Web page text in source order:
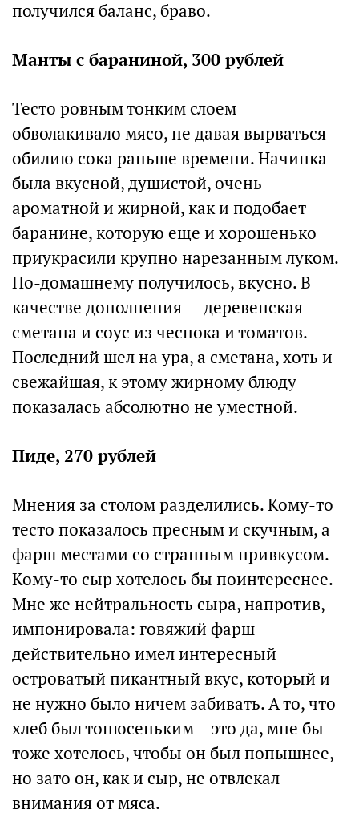
получился баланс, браво.
Манты с бараниной, 300 рублей
Тесто ровным тонким слоем
обволакивало мясо, не давая вырваться
обилию сока раньше времени. Начинка
была вкусной, душистой, очень
ароматной и жирной, как и подобает
баранине, которую еще и хорошенько
приукрасили крупно нарезанным луком.
По-домашнему получилось, вкусно. В
качестве дополнения — деревенская
сметана и соус из чеснока и томатов.
Последний шел на ура, а сметана, хоть и
свежайшая, к этому жирному блюду
показалась абсолютно не уместной.
Пиде, 270 рублей
Мнения за столом разделились. Кому-то
тесто показалось пресным и скучным, а
фарш местами со странным привкусом.
Кому-то сыр хотелось бы поинтереснее.
Мне же нейтральность сыра, напротив,
импонировала: говяжий фарш
действительно имел интересный
островатый пикантный вкус, который и
не нужно было ничем забивать. А то, что
хлеб был тонюсеньким – это да, мне бы
тоже хотелось, чтобы он был попышнее,
но зато он, как и сыр, не отвлекал
внимания от мяса.